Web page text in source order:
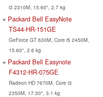
i3 2310M, 15.60", 2.7 kg
Packard Bell EasyNote
TS44-HR-151GE
GeForce GT 630M, Core i5 2450M,
15.60", 2.6 kg
Packard Bell Easynote
F4312-HR-075GE
Radeon HD 7670M, Core i3
2350M, 17.30", 3.1 kg